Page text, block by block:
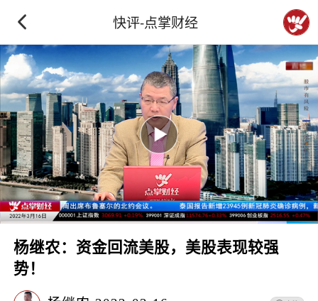
快评-点掌财经
杨继农：资金回流美股，美股表现较强
势！